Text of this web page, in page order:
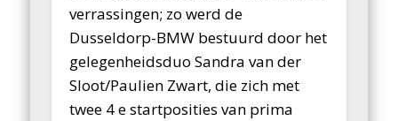
verrassingen; zo werd de
Dusseldorp-BMW bestuurd door het
gelegenheidsduo Sandra van der
Sloot/Paulien Zwart, die zich met
twee 4 e startposities van prima